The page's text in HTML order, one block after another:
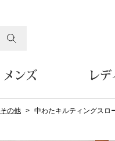
メンズ レデ
その他 中わたキルティングスロ